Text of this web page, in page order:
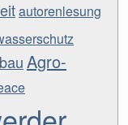
autorenlesung
Agro-